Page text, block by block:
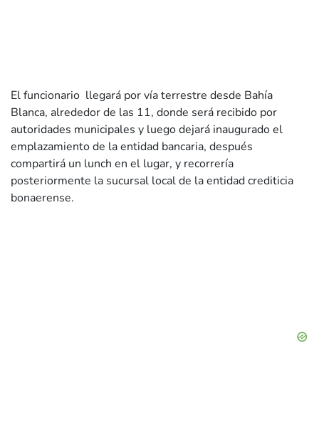
El funcionario llegará por vía terrestre desde Bahía
Blanca, alrededor de las 11, donde será recibido por
autoridades municipales y luego dejará inaugurado el
emplazamiento de la entidad bancaria, después
compartirá un lunch en el lugar, y recorrería
posteriormente la sucursal local de la entidad crediticia
bonaerense.